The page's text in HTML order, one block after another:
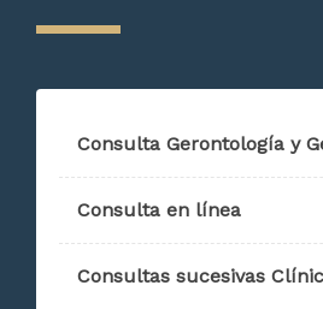
Consulta Gerontología y
Consulta en línea
Consultas sucesivas